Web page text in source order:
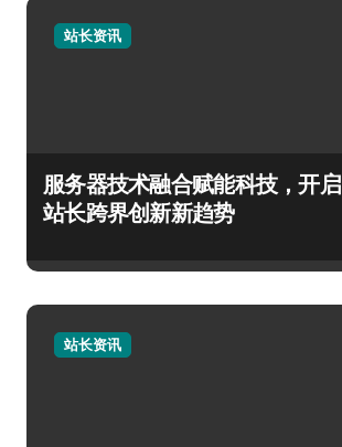
站长资讯
服务器技术融合赋能科技，开启
站长跨界创新新趋势
站长资讯